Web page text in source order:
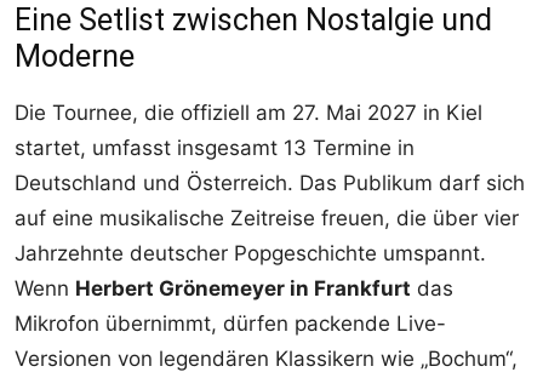
Eine Setlist zwischen Nostalgie und
Moderne
Die Tournee, die offiziell am 27. Mai 2027 in Kiel
startet, umfasst insgesamt 13 Termine in
Deutschland und Österreich. Das Publikum darf sich
auf eine musikalische Zeitreise freuen, die über vier
Jahrzehnte deutscher Popgeschichte umspannt.
Wenn Herbert Grönemeyer in Frankfurt das
Mikrofon übernimmt, dürfen packende Live-
Versionen von legendären Klassikern wie „Bochum“,